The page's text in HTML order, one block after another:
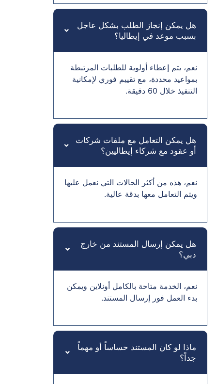
هل يمكن إنجاز الطلب بشكل عاجل
بسبب موعد في إيطاليا؟
نعم، يتم إعطاء أولوية للطلبات المرتبطة
بمواعيد محددة، مع تقييم فوري لإمكانية
التنفيذ خلال 60 دقيقة.
هل يمكن التعامل مع ملفات شركات
أو عقود مع شركاء إيطاليين؟
نعم، هذه من أكثر الحالات التي نعمل عليها
ويتم التعامل معها بدقة عالية.
هل يمكن إرسال المستند من خارج
دبي؟
نعم، الخدمة متاحة بالكامل أونلاين ويمكن
بدء العمل فور إرسال المستند.
ماذا لو كان المستند حساساً أو مهماً
جداً؟